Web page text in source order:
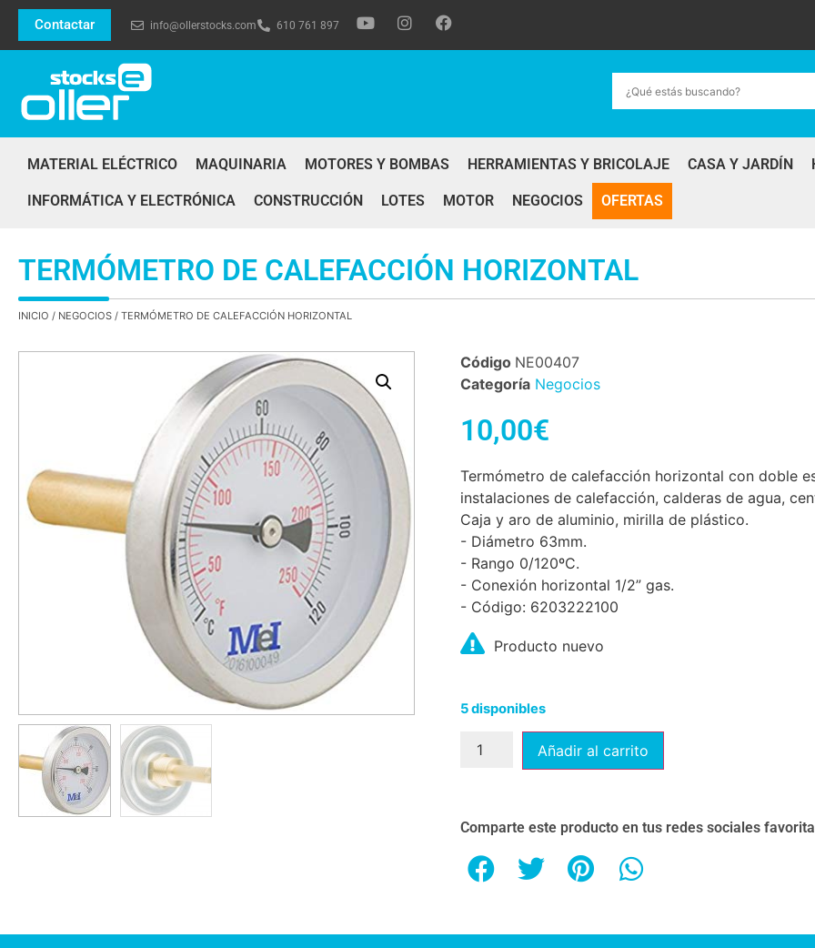
Contactar info@ollerstocks.com 610 761 897
MATERIAL ELÉCTRICO MAQUINARIA MOTORES Y BOMBAS HERRAMIENTAS Y BRICOLAJE CASA Y JARDÍN
INFORMÁTICA Y ELECTRÓNICA CONSTRUCCIÓN LOTES MOTOR NEGOCIOS OFERTAS
TERMÓMETRO DE CALEFACCIÓN HORIZONTAL
INICIO / NEGOCIOS / TERMÓMETRO DE CALEFACCIÓN HORIZONTAL
Código NE00407
Categoría Negocios
10,00€
Termómetro de calefacción horizontal con doble
instalaciones de calefacción, calderas de agua,
Caja y aro de aluminio, mirilla de plástico.
- Diámetro 63mm.
- Rango 0/120ºC.
- Conexión horizontal 1/2” gas.
- Código: 6203222100
Producto nuevo
5 disponibles
Añadir al carrito
Comparte este producto en tus redes sociales